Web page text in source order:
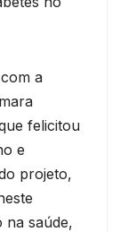
a
felicitou
e
projeto,
na saúde,